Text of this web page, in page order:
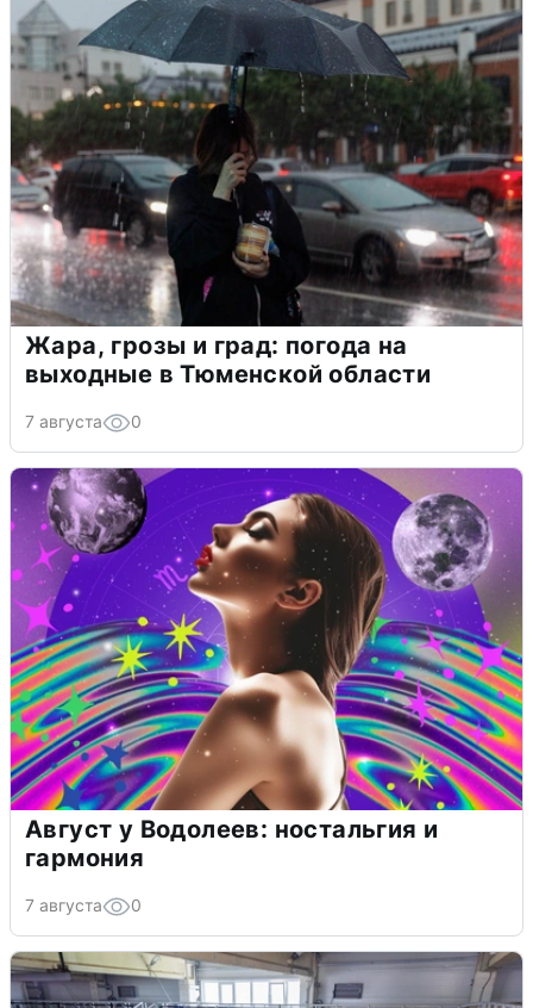
Жара, грозы и град: погода на
выходные в Тюменской области
7 августа 0
Август у Водолеев: ностальгия и
гармония
7 августа 0